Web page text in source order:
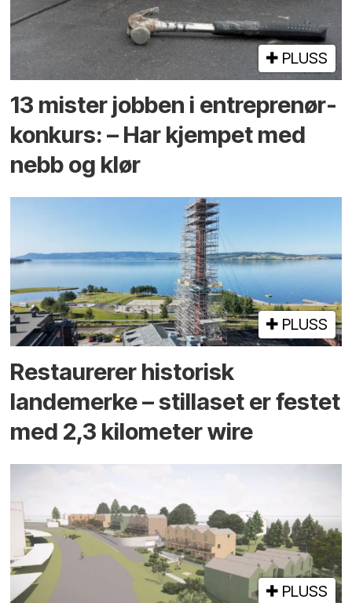
PLUSS
13 mister jobben i entreprenør­
konkurs: – Har kjempet med
nebb og klør
PLUSS
Restaurerer historisk
landemerke – stillaset er festet
med 2,3 kilometer wire
PLUSS